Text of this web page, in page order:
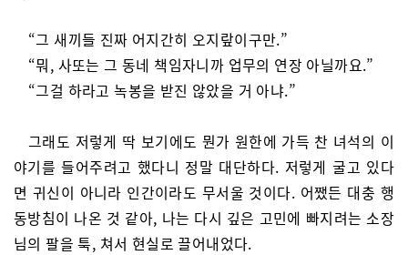
“그 새끼들 진짜 어지간히 오지랖이구만.”
“뭐, 사또는 그 동네 책임자니까 업무의 연장 아닐까요.”
“그걸 하라고 녹봉을 받진 않았을 거 아냐.”
그래도 저렇게 딱 보기에도 뭔가 원한에 가득 찬 녀석의 이
야기를 들어주려고 했다니 정말 대단하다. 저렇게 굴고 있다
면 귀신이 아니라 인간이라도 무서울 것이다. 어쨌든 대충 행
동방침이 나온 것 같아, 나는 다시 깊은 고민에 빠지려는 소장
님의 팔을 툭, 쳐서 현실로 끌어내었다.